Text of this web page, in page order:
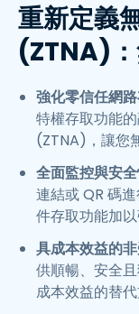
重新定義
(ZTNA)
強化零信任網
特權存取功能
(ZTNA)，讓您
全面監控與安全
連結或 QR 碼
件存取功能加以
具成本效益的
供順暢、安全
成本效益的替代